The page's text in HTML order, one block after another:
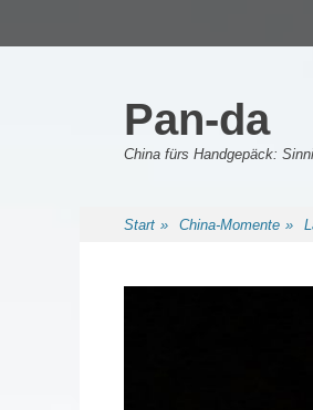
Pan-da
China fürs Handgepäck:
Sekundäres
ZumStart » China-Momente »